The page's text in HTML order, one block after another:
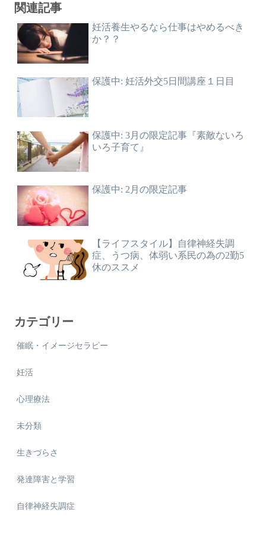
関連記事
妊活養生やるなら仕事はやめるべき
か？？
保護中: 妊活外交5日間講座１日目
保護中: 3月の限定記事『素敵ないろ
いろ子育て』
保護中: 2月の限定記事
【ライフスタイル】自律神経失調
症、うつ病、体弱い系民の為の2勤5
休のススメ
カテゴリー
催眠・イメージセラピー
妊活
心理療法
未分類
生きづらさ
発達障害と学習
自律神経失調症